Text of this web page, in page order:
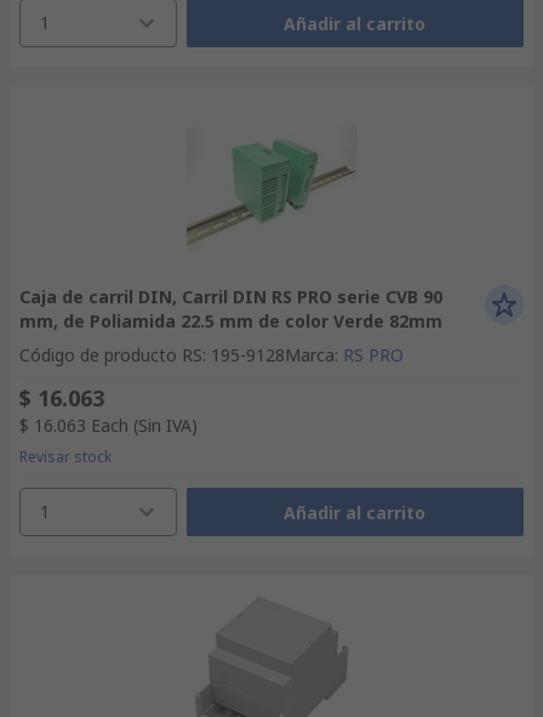
1 Añadir al carrito
Caja de carril DIN, Carril DIN RS PRO serie CVB 90
mm, de Poliamida 22.5 mm de color Verde 82mm
Código de producto RS: 195-9128Marca: RS PRO
$ 16.063
$ 16.063 Each (Sin IVA)
Revisar stock
1 Añadir al carrito